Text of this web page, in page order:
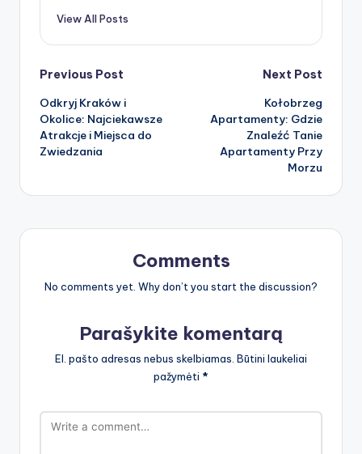
View All Posts
Post
navigation
Previous Post
Odkryj Kraków i
Okolice: Najciekawsze
Atrakcje i Miejsca do
Zwiedzania
Next Post
Kołobrzeg
Apartamenty: Gdzie
Znaleźć Tanie
Apartamenty Przy
Morzu
Comments
No comments yet. Why don’t you start the discussion?
Parašykite komentarą
El. pašto adresas nebus skelbiamas. Būtini laukeliai
pažymėti *